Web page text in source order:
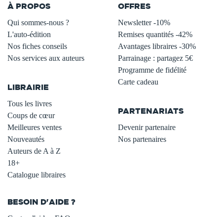
À PROPOS
Qui sommes-nous ?
L'auto-édition
Nos fiches conseils
Nos services aux auteurs
LIBRAIRIE
Tous les livres
Coups de cœur
Meilleures ventes
Nouveautés
Auteurs de A à Z
18+
Catalogue libraires
OFFRES
Newsletter -10%
Remises quantités -42%
Avantages libraires -30%
Parrainage : partagez 5€
Programme de fidélité
Carte cadeau
PARTENARIATS
Devenir partenaire
Nos partenaires
BESOIN D'AIDE ?